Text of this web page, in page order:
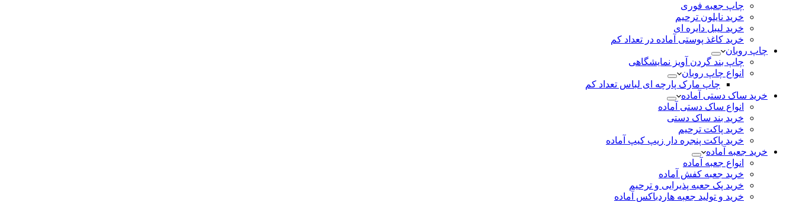
چاپ جعبه فوری
خرید نایلون ترحیم
خرید لیبل دایره ای
خرید کاغذ پوستی آماده در تعداد کم
چاپ روبان
چاپ بند گردن آویز نمایشگاهی
انواع چاپ روبان
چاپ مارک پارچه ای لباس تعداد کم
خرید ساک دستی آماده
انواع ساک دستی آماده
خرید بند ساک دستی
خرید پاکت ترحیم
خرید پاکت پنجره دار زیپ کیپ آماده
خرید جعبه آماده
انواع جعبه آماده
خرید جعبه کفش آماده
خرید پک جعبه پذیرایی و ترحیم
خرید و تولید جعبه هاردباکس آماده